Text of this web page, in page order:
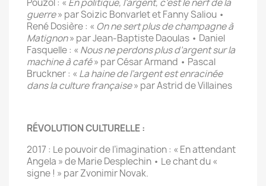
Pouzol : « En politique, l’argent, c’est le nerf de la
guerre» par Soizic Bonvarlet et Fanny Saliou •
René Dosière : « On ne sert plus de champagne à
Matignon» par Jean-Baptiste Daoulas • Daniel
Fasquelle : « Nous ne perdons plus d’argent sur la
machine à café» par César Armand • Pascal
Bruckner : « La haine de l’argent est enracinée
dans la culture française» par Astrid de Villaines
RÉVOLUTION CULTURELLE :
2017 : Le pouvoir de l’imagination : « En attendant
Angela » de Marie Desplechin • Le chant du «
signe ! » par Zvonimir Novak.